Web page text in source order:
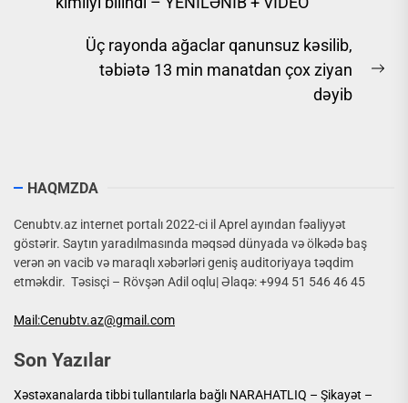
Üç rayonda ağaclar qanunsuz kəsilib,
təbiətə 13 min manatdan çox ziyan
dəyib
HAQMZDA
Cenubtv.az internet portalı 2022-ci il Aprel ayından fəaliyyət
göstərir. Saytın yaradılmasında məqsəd dünyada və ölkədə baş
verən ən vacib və maraqlı xəbərləri geniş auditoriyaya təqdim
etməkdir. Təsisçi – Rövşən Adil oqlu| Əlaqə: +994 51 546 46 45
Mail:Cenubtv.az@gmail.com
Son Yazılar
Xəstəxanalarda tibbi tullantılarla bağlı NARAHATLIQ – Şikayət –